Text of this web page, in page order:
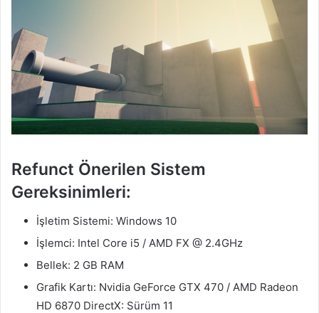
Refunct Önerilen Sistem
Gereksinimleri:
İşletim Sistemi: Windows 10
İşlemci: Intel Core i5 / AMD FX @ 2.4GHz
Bellek: 2 GB RAM
Grafik Kartı: Nvidia GeForce GTX 470 / AMD Radeon
HD 6870 DirectX: Sürüm 11